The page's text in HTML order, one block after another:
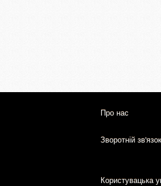
Про нас
Зворотній зв'язок
Користувацька